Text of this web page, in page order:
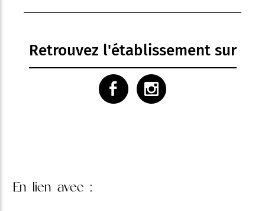
Retrouvez l'établissement sur
En lien avec :